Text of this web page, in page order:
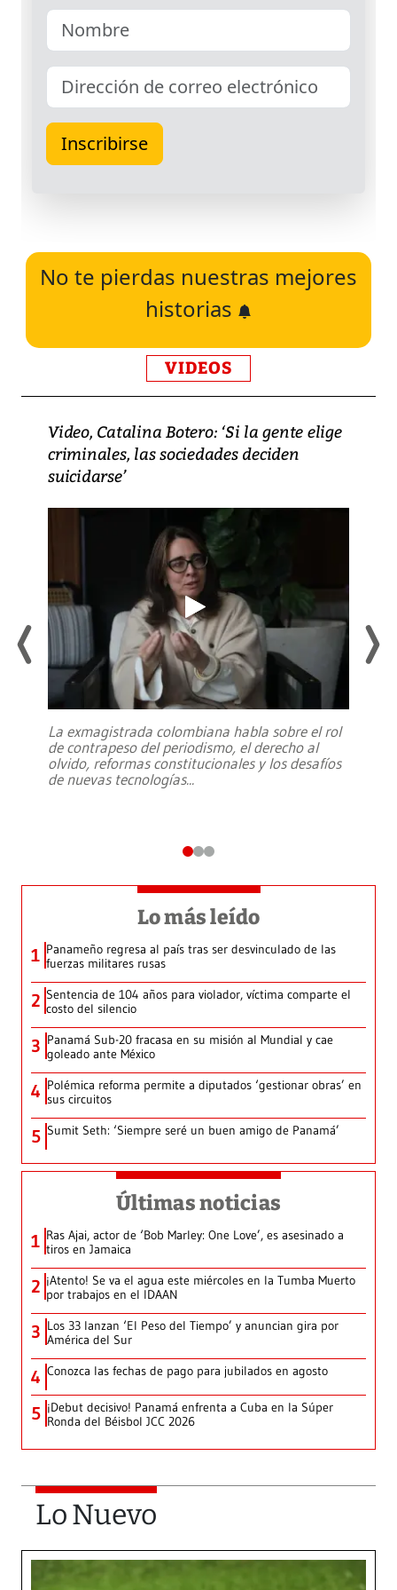
No te pierdas nuestras mejores
historias
VIDEOS
Video, Catalina Botero: ‘Si la gente elige
criminales, las sociedades deciden
suicidarse’
La exmagistrada colombiana habla sobre el rol
de contrapeso del periodismo, el derecho al
olvido, reformas constitucionales y los desafíos
de nuevas tecnologías...
Lo más leído
1 Panameño regresa al país tras ser desvinculado de las
fuerzas militares rusas
2 Sentencia de 104 años para violador, víctima comparte el
costo del silencio
3 Panamá Sub-20 fracasa en su misión al Mundial y cae
goleado ante México
4 Polémica reforma permite a diputados ‘gestionar obras’ en
sus circuitos
5 Sumit Seth: ‘Siempre seré un buen amigo de Panamá’
Últimas noticias
1 Ras Ajai, actor de ‘Bob Marley: One Love’, es asesinado a
tiros en Jamaica
2 ¡Atento! Se va el agua este miércoles en la Tumba Muerto
por trabajos en el IDAAN
3 Los 33 lanzan ‘El Peso del Tiempo’ y anuncian gira por
América del Sur
4 Conozca las fechas de pago para jubilados en agosto
5 ¡Debut decisivo! Panamá enfrenta a Cuba en la Súper
Ronda del Béisbol JCC 2026
Lo Nuevo